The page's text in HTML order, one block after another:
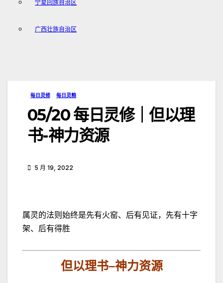
宁夏回族自治区
广西壮族自治区
每日灵修 每日灵粮
05/20 每日灵修｜但以理
书-神力资源
5 月 19, 2022
属灵的法则始终是先有火窑、后有见证，先有十字
架、后有得胜
但以理书–神力资源